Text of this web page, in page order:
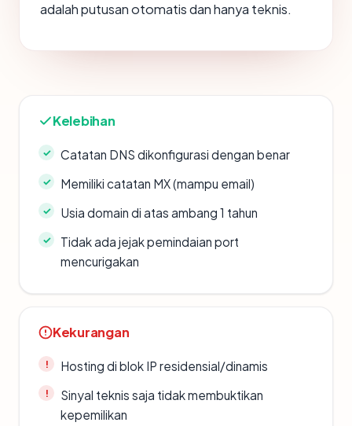
adalah putusan otomatis dan hanya teknis.
Kelebihan
Catatan DNS dikonfigurasi dengan benar
Memiliki catatan MX (mampu email)
Usia domain di atas ambang 1 tahun
Tidak ada jejak pemindaian port
mencurigakan
Kekurangan
Hosting di blok IP residensial/dinamis
Sinyal teknis saja tidak membuktikan
kepemilikan